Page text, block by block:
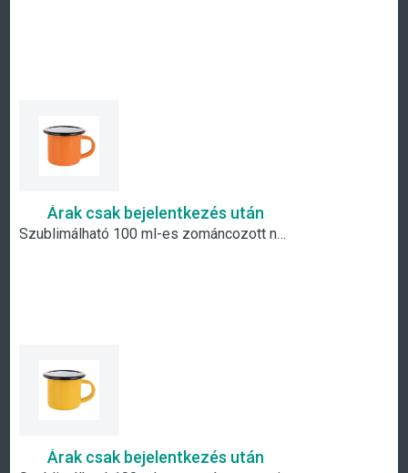
Árak csak bejelentkezés után
Szublimálható 100 ml-es zománcozott narancssárga fém csésze fekete szegéllyel
Árak csak bejelentkezés után